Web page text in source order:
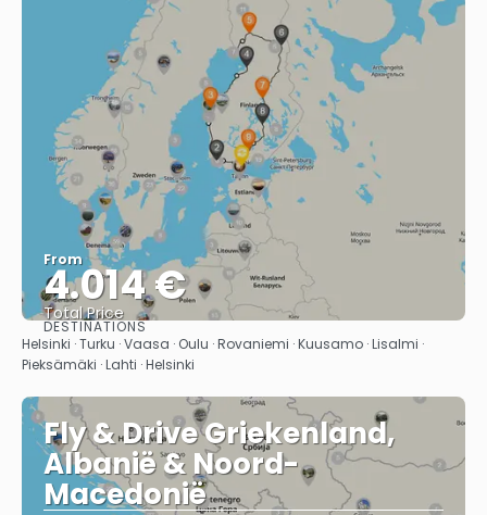
From
4.014 €
Total Price
See
DESTINATIONS
Helsinki · Turku · Vaasa · Oulu · Rovaniemi · Kuusamo · Lisalmi ·
Pieksämäki · Lahti · Helsinki
Fly & Drive Griekenland,
Albanië & Noord-
Macedonië